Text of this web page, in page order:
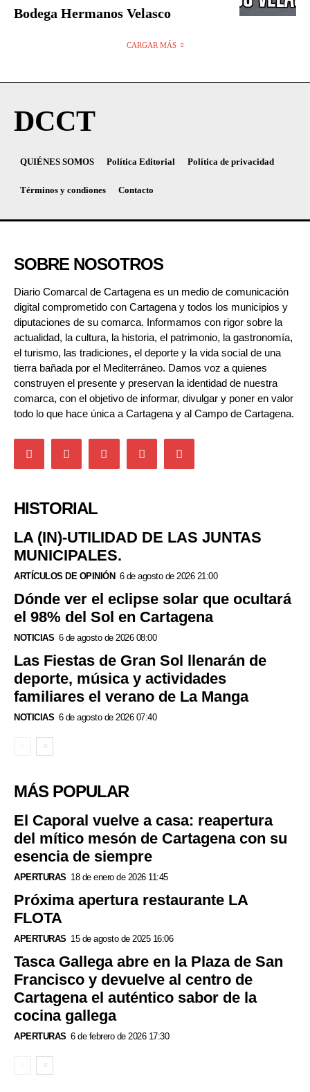
Bodega Hermanos Velasco
CARGAR MÁS
DCCT
QUIÉNES SOMOS Política Editorial Política de privacidad
Términos y condiones Contacto
SOBRE NOSOTROS
Diario Comarcal de Cartagena es un medio de comunicación
digital comprometido con Cartagena y todos los municipios y
diputaciones de su comarca. Informamos con rigor sobre la
actualidad, la cultura, la historia, el patrimonio, la gastronomía,
el turismo, las tradiciones, el deporte y la vida social de una
tierra bañada por el Mediterráneo. Damos voz a quienes
construyen el presente y preservan la identidad de nuestra
comarca, con el objetivo de informar, divulgar y poner en valor
todo lo que hace única a Cartagena y al Campo de Cartagena.
HISTORIAL
LA (IN)-UTILIDAD DE LAS JUNTAS
MUNICIPALES.
ARTÍCULOS DE OPINIÓN 6 de agosto de 2026 21:00
Dónde ver el eclipse solar que ocultará
el 98% del Sol en Cartagena
NOTICIAS 6 de agosto de 2026 08:00
Las Fiestas de Gran Sol llenarán de
deporte, música y actividades
familiares el verano de La Manga
NOTICIAS 6 de agosto de 2026 07:40
MÁS POPULAR
El Caporal vuelve a casa: reapertura
del mítico mesón de Cartagena con su
esencia de siempre
APERTURAS 18 de enero de 2026 11:45
Próxima apertura restaurante LA
FLOTA
APERTURAS 15 de agosto de 2025 16:06
Tasca Gallega abre en la Plaza de San
Francisco y devuelve al centro de
Cartagena el auténtico sabor de la
cocina gallega
APERTURAS 6 de febrero de 2026 17:30